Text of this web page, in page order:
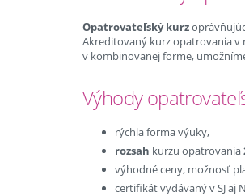
Opatrovateľský kurz
Akreditovaný kurz opatrovania v
v kombinovanej forme,
Výhody
rýchla forma výuky,
rozsah kurzu opatrovania
výhodné ceny, možnosť
certifikát vydávaný v SJ aj